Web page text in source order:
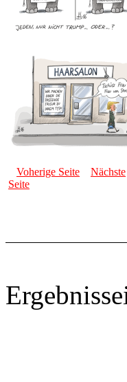
Voherige Seite
Nächste
Seite